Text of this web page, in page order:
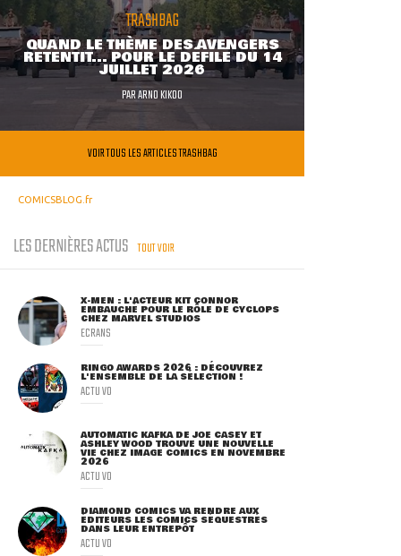
TRASHBAG
QUAND LE THÈME DES AVENGERS
RETENTIT... POUR LE DÉFILÉ DU 14
JUILLET 2026
PARARNO KIKOO
VOIR TOUS LES ARTICLES TRASHBAG
COMICSBLOG.fr
LES DERNIÈRES ACTUS TOUT VOIR
X-MEN : L'ACTEUR KIT CONNOR
EMBAUCHÉ POUR LE RÔLE DE CYCLOPS
CHEZ MARVEL STUDIOS
ECRANS
RINGO AWARDS 2026 : DÉCOUVREZ
L'ENSEMBLE DE LA SÉLECTION !
ACTU VO
AUTOMATIC KAFKA DE JOE CASEY ET
ASHLEY WOOD TROUVE UNE NOUVELLE
VIE CHEZ IMAGE COMICS EN NOVEMBRE
2026
ACTU VO
DIAMOND COMICS VA RENDRE AUX
ÉDITEURS LES COMICS SÉQUESTRÉS
DANS LEUR ENTREPÔT
ACTU VO